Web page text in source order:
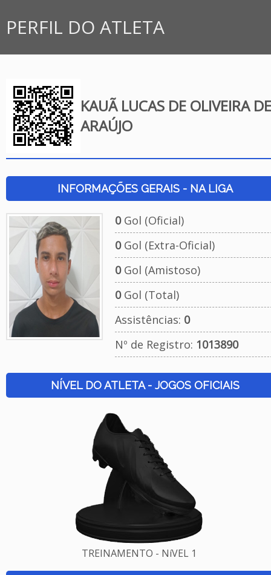
PERFIL DO ATLETA
KAUÃ LUCAS DE OLIVEIRA DE
ARAÚJO
INFORMAÇÕES GERAIS - NA LIGA
0Gol (Oficial)
0Gol (Extra-Oficial)
0Gol (Amistoso)
0Gol (Total)
Assistências: 0
Nº de Registro: 1013890
NÍVEL DO ATLETA - JOGOS OFICIAIS
TREINAMENTO - NíVEL 1